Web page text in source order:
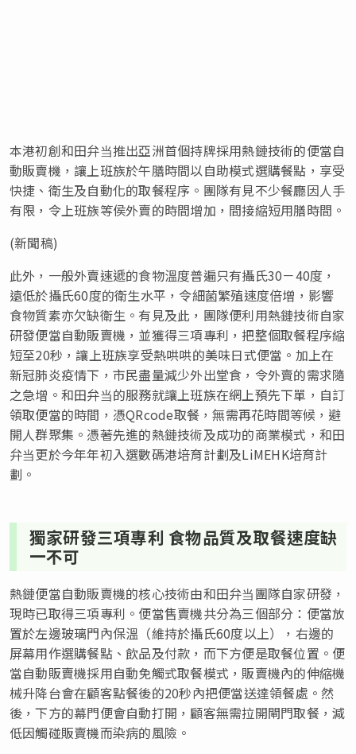
本港初創和田弁当推出亞洲首個持牌採用熱鏈技術的便當自
動販賣機，讓上班族於午膳時間以自助模式選購餐點，享受
快捷、衛生及自動化的取餐程序。團隊有見不少餐廳因人手
有限，令上班族等侯外賣的時間增加，間接縮短用膳時間。
(新聞稿)
此外，一般外賣速遞的食物溫度普遍只有攝氏30－40度，
遠低於攝氏60度的衛生水平，令細菌繁殖速度倍增，影響
食物質素亦欠缺衛生。有見及此，團隊便利用熱鏈技術自家
研發便當自動販賣機，並獲得三項專利，把整個取餐程序縮
短至20秒，讓上班族享受熱哄哄的美味日式便當。加上在
新冠肺炎疫情下，市民盡量減少外出堂食，令外賣的需求隨
之急增。和田弁当的服務就讓上班族在網上預先下單，自訂
領取便當的時間，憑QRcode取餐，無需再花時間等候，避
開人群聚集。憑著先進的熱鏈技術及成功的商業模式，和田
弁当更於今年年初入選數碼港培育計劃及LiMEHK培育計
劃。
獨家研發三項專利 食物品質及取餐速度缺
一不可
熱鏈便當自動販賣機的核心技術由和田弁当團隊自家研發，
現時已取得三項專利。便當售賣機共分為三個部分：便當放
置於左邊玻璃門內保溫（維持於攝氏60度以上），右邊的
屏幕用作選購餐點、飲品及付款，而下方便是取餐位置。便
當自動販賣機採用自動免觸式取餐模式，販賣機內的伸縮機
械升降台會在顧客點餐後的20秒內把便當送達領餐處。然
後，下方的幕門便會自動打開，顧客無需拉開閘門取餐，減
低因觸碰販賣機而染病的風險。